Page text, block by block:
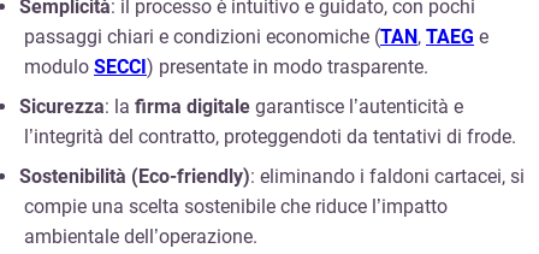
Semplicità: il processo è intuitivo e guidato, con pochi
passaggi chiari e condizioni economiche (TAN, TAEG e
modulo SECCI) presentate in modo trasparente.
Sicurezza: la firma digitale garantisce l’autenticità e
l’integrità del contratto, proteggendoti da tentativi di frode.
Sostenibilità (Eco-friendly): eliminando i faldoni cartacei, si
compie una scelta sostenibile che riduce l’impatto
ambientale dell’operazione.